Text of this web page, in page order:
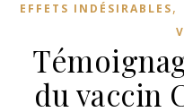
EFFETS INDÉSIRABLES,
du vaccin